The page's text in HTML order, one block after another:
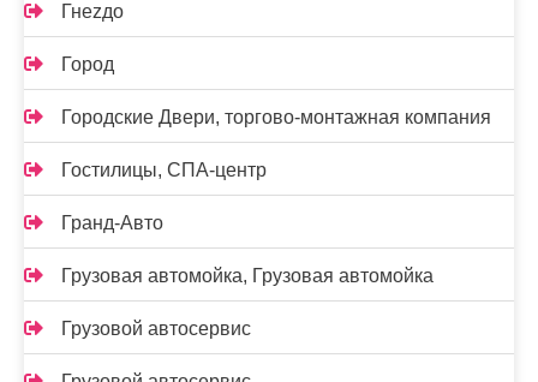
Гнеzдо
Город
Городские Двери, торгово-монтажная компания
Гостилицы, СПА-центр
Гранд-Авто
Грузовая автомойка, Грузовая автомойка
Грузовой автосервис